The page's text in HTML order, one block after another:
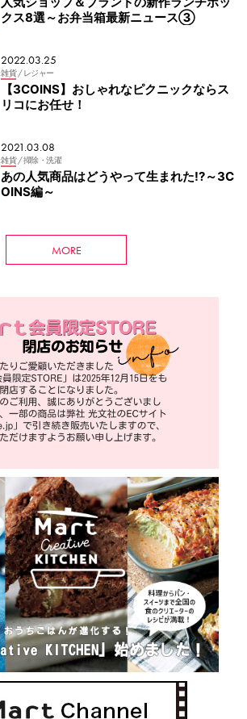
クス8選～お弁当箱最新ニュース③
2022.03.25
雑貨 / レジャー
【3COINS】おしゃれなピクニックならス
リコにお任せ！
2021.03.08
雑貨 / 掃除・洗濯
あの人気商品はどうやって生まれた!?～3C
OINS編～
MORE